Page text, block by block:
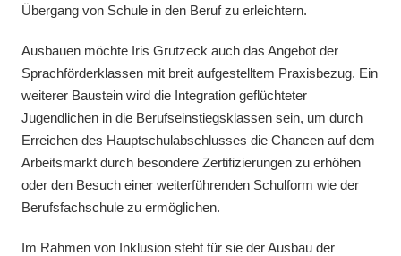
Übergang von Schule in den Beruf zu erleichtern.
Ausbauen möchte Iris Grutzeck auch das Angebot der
Sprachförderklassen mit breit aufgestelltem Praxisbezug. Ein
weiterer Baustein wird die Integration geflüchteter
Jugendlichen in die Berufseinstiegsklassen sein, um durch
Erreichen des Hauptschulabschlusses die Chancen auf dem
Arbeitsmarkt durch besondere Zertifizierungen zu erhöhen
oder den Besuch einer weiterführenden Schulform wie der
Berufsfachschule zu ermöglichen.
Im Rahmen von Inklusion steht für sie der Ausbau der